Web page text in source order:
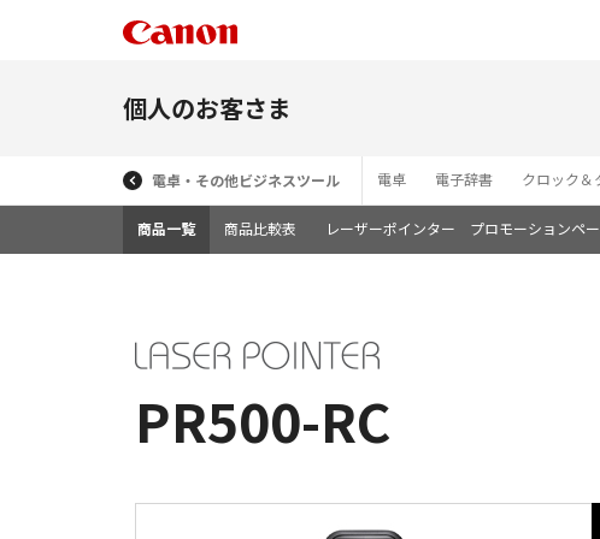
個人のお客さま
電卓・その他ビジネスツール 電卓 電子辞書 クロック＆
商品一覧 商品比較表 レーザーポインター プロモーションペ
PR500-RC